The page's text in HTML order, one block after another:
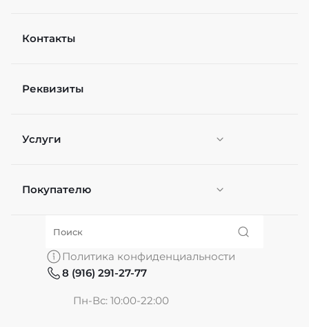
Файл
Я согласен(а) на
обработку персональных
Отправить
Контакты
Реквизиты
Услуги
Персонификация
Покупателю
О нас
Политика конфиденциальности
8 (916) 291-27-77
Пн-Вс: 10:00-22:00